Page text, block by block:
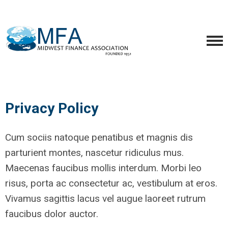
Privacy Policy
Cum sociis natoque penatibus et magnis dis
parturient montes, nascetur ridiculus mus.
Maecenas faucibus mollis interdum. Morbi leo
risus, porta ac consectetur ac, vestibulum at eros.
Vivamus sagittis lacus vel augue laoreet rutrum
faucibus dolor auctor.